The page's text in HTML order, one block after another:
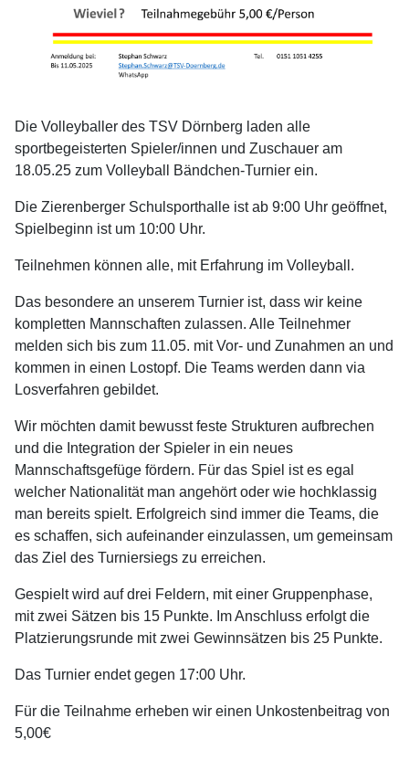
Die Volleyballer des TSV Dörnberg laden alle
sportbegeisterten Spieler/innen und Zuschauer am
18.05.25 zum Volleyball Bändchen-Turnier ein.
Die Zierenberger Schulsporthalle ist ab 9:00 Uhr geöffnet,
Spielbeginn ist um 10:00 Uhr.
Teilnehmen können alle, mit Erfahrung im Volleyball.
Das besondere an unserem Turnier ist, dass wir keine
kompletten Mannschaften zulassen. Alle Teilnehmer
melden sich bis zum 11.05. mit Vor- und Zunahmen an und
kommen in einen Lostopf. Die Teams werden dann via
Losverfahren gebildet.
Wir möchten damit bewusst feste Strukturen aufbrechen
und die Integration der Spieler in ein neues
Mannschaftsgefüge fördern. Für das Spiel ist es egal
welcher Nationalität man angehört oder wie hochklassig
man bereits spielt. Erfolgreich sind immer die Teams, die
es schaffen, sich aufeinander einzulassen, um gemeinsam
das Ziel des Turniersiegs zu erreichen.
Gespielt wird auf drei Feldern, mit einer Gruppenphase,
mit zwei Sätzen bis 15 Punkte. Im Anschluss erfolgt die
Platzierungsrunde mit zwei Gewinnsätzen bis 25 Punkte.
Das Turnier endet gegen 17:00 Uhr.
Für die Teilnahme erheben wir einen Unkostenbeitrag von
5,00€